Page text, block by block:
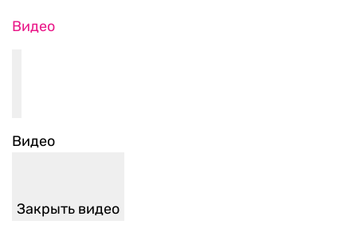
Видео
Видео
Закрыть видео